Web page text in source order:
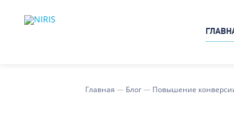
Главная — Блог— Повышение